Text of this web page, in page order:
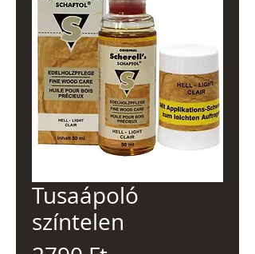
Tusaápoló
színtelen